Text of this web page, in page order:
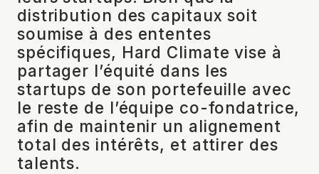
distribution des capitaux soit
soumise à des ententes
spécifiques, Hard Climate vise à
partager l’équité dans les
startups de son portefeuille avec
le reste de l’équipe co-fondatrice,
afin de maintenir un alignement
total des intérêts, et attirer des
talents.